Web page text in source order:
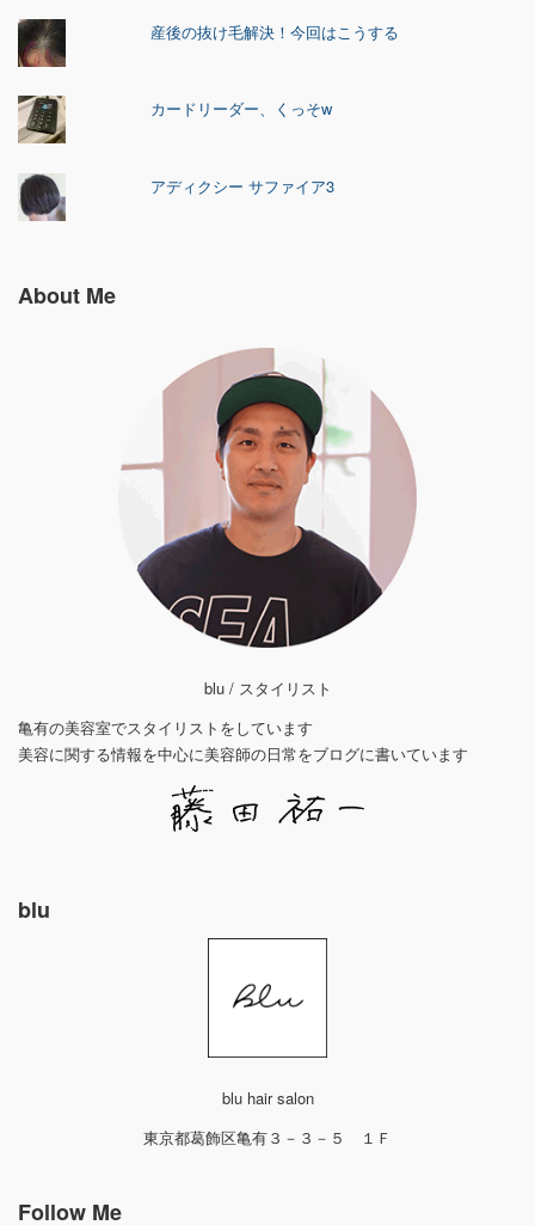
産後の抜け毛解決！今回はこうする
カードリーダー、くっそw
アディクシー サファイア3
About Me
blu / スタイリスト
亀有の美容室でスタイリストをしています
美容に関する情報を中心に美容師の日常をブログに書いています
blu
blu hair salon
東京都葛飾区亀有３－３－５ １Ｆ
Follow Me